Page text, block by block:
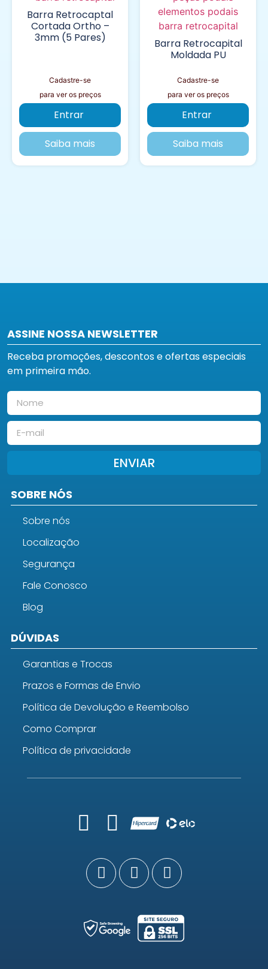
Barra Retrocaptal
Cortada Ortho –
3mm (5 Pares)
Cadastre-se
para ver os preços
Entrar
Saiba mais
Barra Retrocapital
Moldada PU
Cadastre-se
para ver os preços
Entrar
Saiba mais
ASSINE NOSSA NEWSLETTER
Receba promoções, descontos e ofertas especiais
em primeira mão.
ENVIAR
SOBRE NÓS
Sobre nós
Localização
Segurança
Fale Conosco
Blog
DÚVIDAS
Garantias e Trocas
Prazos e Formas de Envio
Política de Devolução e Reembolso
Como Comprar
Política de privacidade